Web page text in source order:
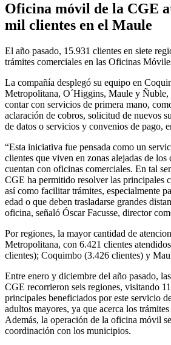
Oficina móvil de la CGE
mil clientes en el Maule
El año pasado, 15.931 clientes en siete
trámites comerciales en las Oficinas
La compañía desplegó su equipo en
Metropolitana, O´Higgins, Maule y Ñuble,
contar con servicios de primera mano,
aclaración de cobros, solicitud de nuevos
de datos o servicios y convenios de pago,
“Esta iniciativa fue pensada como un
clientes que viven en zonas alejadas de los
cuentan con oficinas comerciales. En tal
CGE ha permitido resolver las principales
así como facilitar trámites, especialmente
edad o que deben trasladarse grandes
oficina, señaló Óscar Facusse, director
Por regiones, la mayor cantidad de
Metropolitana, con 6.421 clientes
clientes); Coquimbo (3.426 clientes) y
Entre enero y diciembre del año pasado,
CGE recorrieron seis regiones, visitando
principales beneficiados por este servicio
adultos mayores, ya que acerca los
Además, la operación de la oficina móvil
coordinación con los municipios.